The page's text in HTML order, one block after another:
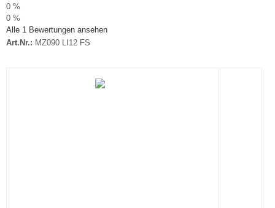
0 %
0 %
Alle 1 Bewertungen ansehen
Art.Nr.: MZ090 LI12 FS